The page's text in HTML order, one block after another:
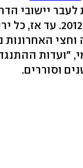
לעבר יישובי
עמוד ענן בנובמבר
האחרונות
"ועדות
וסוררים.